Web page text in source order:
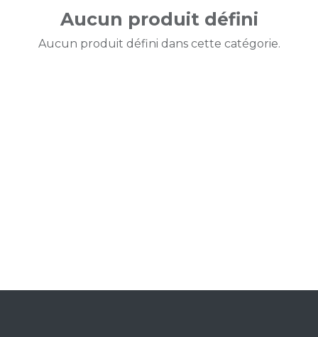
Aucun produit défini
Aucun produit défini dans cette catégorie.